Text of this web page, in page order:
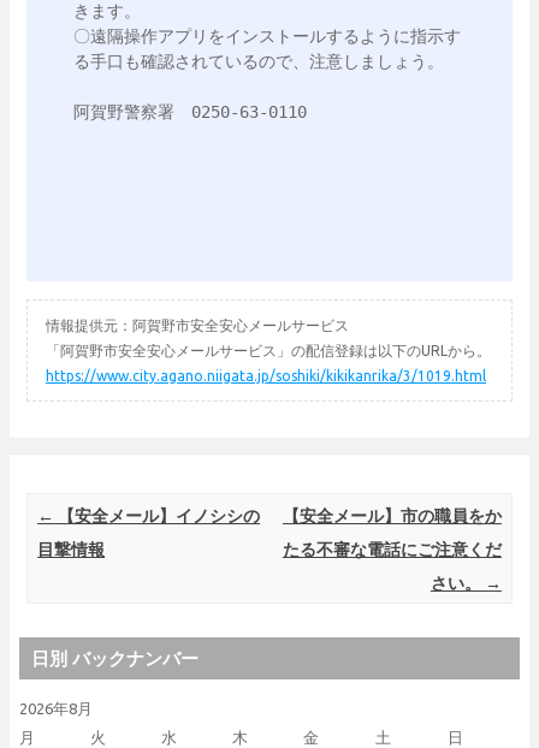
きます。
〇遠隔操作アプリをインストールするように指示す
る手口も確認されているので、注意しましょう。
阿賀野警察署　0250-63-0110
情報提供元：阿賀野市安全安心メールサービス
「阿賀野市安全安心メールサービス」の配信登録は以下のURLから。
https://www.city.agano.niigata.jp/soshiki/kikikanrika/3/1019.html
Post navigation
←
【安全メール】イノシシの
目撃情報
【安全メール】市の職員をか
たる不審な電話にご注意くだ
さい。
→
日別 バックナンバー
2026年8月
月
火 水 木 金 土 日